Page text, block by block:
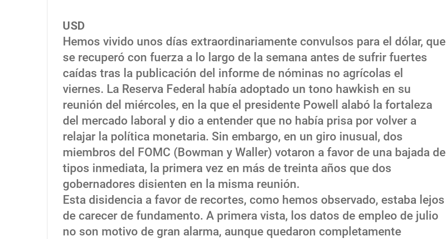
USD
Hemos vivido unos días extraordinariamente convulsos para el dólar, que
se recuperó con fuerza a lo largo de la semana antes de sufrir fuertes
caídas tras la publicación del informe de nóminas no agrícolas el
viernes. La Reserva Federal había adoptado un tono hawkish en su
reunión del miércoles, en la que el presidente Powell alabó la fortaleza
del mercado laboral y dio a entender que no había prisa por volver a
relajar la política monetaria. Sin embargo, en un giro inusual, dos
miembros del FOMC (Bowman y Waller) votaron a favor de una bajada de
tipos inmediata, la primera vez en más de treinta años que dos
gobernadores disienten en la misma reunión.
Esta disidencia a favor de recortes, como hemos observado, estaba lejos
de carecer de fundamento. A primera vista, los datos de empleo de julio
no son motivo de gran alarma, aunque quedaron completamente